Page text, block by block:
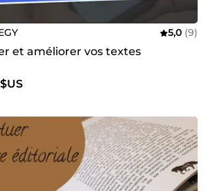
5,0 (9)
et améliorer vos textes